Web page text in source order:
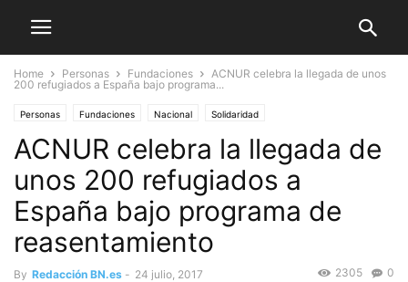
Home Personas Fundaciones
ACNUR celebra la llegada de unos
200 refugiados a España bajo programa...
Personas Fundaciones Nacional Solidaridad
ACNUR celebra la llegada de
unos 200 refugiados a
España bajo programa de
reasentamiento
By Redacción BN.es - 24 julio, 2017 0
2305